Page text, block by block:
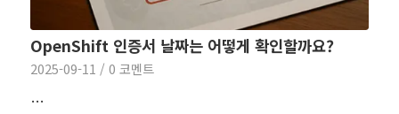
OpenShift 인증서 날짜는 어떻게 확인할까요?
2025-09-11 / 0 코멘트
…